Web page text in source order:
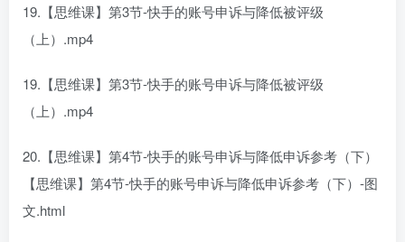
19.【思维课】第3节-快手的账号申诉与降低被评级
（上）.mp4
19.【思维课】第3节-快手的账号申诉与降低被评级
（上）.mp4
20.【思维课】第4节-快手的账号申诉与降低申诉参考（下）
【思维课】第4节-快手的账号申诉与降低申诉参考（下）-图
文.html